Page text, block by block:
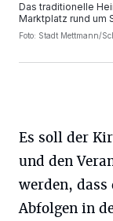
Das traditionelle
Marktplatz rund um
Foto: Stadt Mettmann/
Es soll der
und den
werden, dass
Abfolgen in